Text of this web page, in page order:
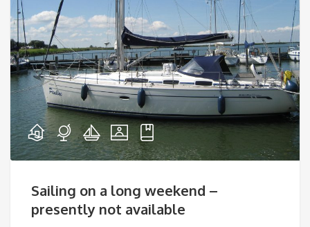
Sailing on a long weekend –
presently not available